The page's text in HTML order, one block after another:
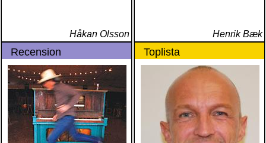
Håkan Olsson Henrik Bæk
Recension Toplista